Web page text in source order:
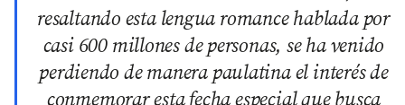
resaltando esta lengua romance hablada por
casi 600 millones de personas, se ha venido
perdiendo de manera paulatina el interés de
conmemorar esta fecha especial que busca